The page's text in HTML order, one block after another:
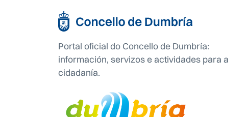
Portal oficial do Concello de Dumbría:
información, servizos e actividades para a
cidadanía.